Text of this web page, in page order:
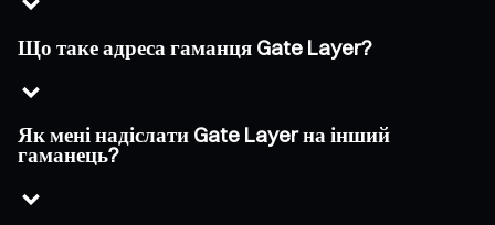
Що таке адреса гаманця Gate Layer?
Як мені надіслати Gate Layer на інший
гаманець?